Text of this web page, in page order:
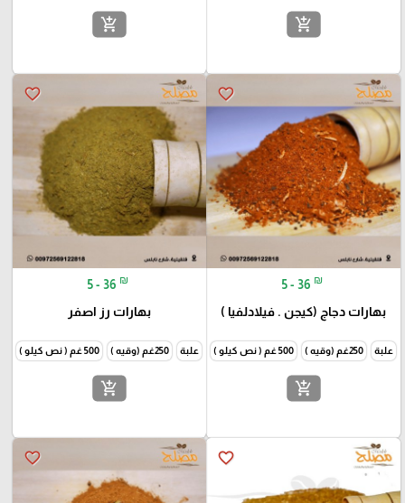
add_shopping_cart
add_shopping_cart
favorite_border
5 - 36 ₪
بهارات دجاج (كيجن . فيلادلفيا )
علبة 250غم (وقيه ) 500 غم ( نص كيلو ) 1000غم (كيلو )
add_shopping_cart
favorite_border
5 - 36 ₪
بهارات رز اصفر
علبة 250غم (وقيه ) 500 غم ( نص كيلو )
add_shopping_cart
favorite_border
favorite_border